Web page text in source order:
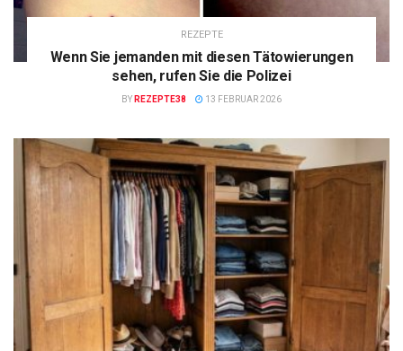
REZEPTE
Wenn Sie jemanden mit diesen Tätowierungen
sehen, rufen Sie die Polizei
BY REZEPTE38 13 FEBRUAR 2026